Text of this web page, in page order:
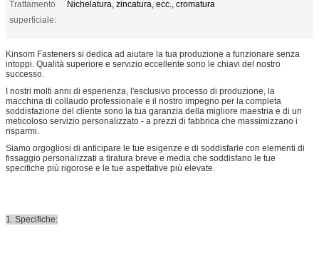
Trattamento
superficiale:
Nichelatura, zincatura, ecc., cromatura
Kinsom Fasteners si dedica ad aiutare la tua produzione a funzionare senza
intoppi. Qualità superiore e servizio eccellente sono le chiavi del nostro
successo.
I nostri molti anni di esperienza, l'esclusivo processo di produzione, la
macchina di collaudo professionale e il nostro impegno per la completa
soddisfazione del cliente sono la tua garanzia della migliore maestria e di un
meticoloso servizio personalizzato - a prezzi di fabbrica che massimizzano i
risparmi.
Siamo orgogliosi di anticipare le tue esigenze e di soddisfarle con elementi di
fissaggio personalizzati a tiratura breve e media che soddisfano le tue
specifiche più rigorose e le tue aspettative più elevate.
1. Specifiche: